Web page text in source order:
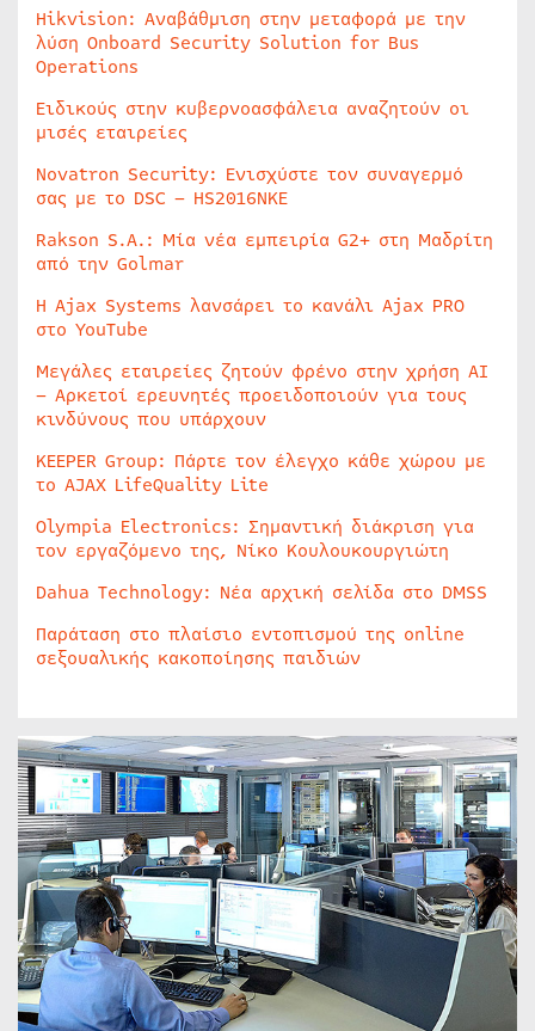
Hikvision: Αναβάθμιση στην μεταφορά με την
λύση Onboard Security Solution for Bus
Operations
Ειδικούς στην κυβερνοασφάλεια αναζητούν οι
μισές εταιρείες
Novatron Security: Ενισχύστε τον συναγερμό
σας με το DSC – HS2016NKE
Rakson S.A.: Μία νέα εμπειρία G2+ στη Μαδρίτη
από την Golmar
Η Ajax Systems λανσάρει το κανάλι Ajax PRO
στο YouTube
Μεγάλες εταιρείες ζητούν φρένο στην χρήση AI
– Αρκετοί ερευνητές προειδοποιούν για τους
κινδύνους που υπάρχουν
KEEPER Group: Πάρτε τον έλεγχο κάθε χώρου με
το AJAX LifeQuality Lite
Olympia Electronics: Σημαντική διάκριση για
τον εργαζόμενο της, Νίκο Κουλουκουργιώτη
Dahua Technology: Νέα αρχική σελίδα στο DMSS
Παράταση στο πλαίσιο εντοπισμού της online
σεξουαλικής κακοποίησης παιδιών